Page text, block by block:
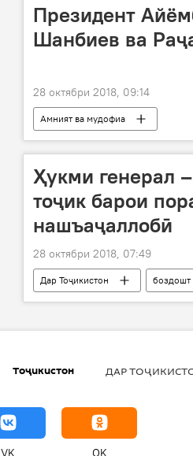
Президент
Шанбиев ва
28 октябри 2018, 09:14
Амният ва мудофиа
Ҳукми генерал
тоҷик барои
нашъаҷаллобӣ
28 октябри 2018, 07:49
Дар Тоҷикистон боздошт
Тоҷикистон ДАР
VK OK